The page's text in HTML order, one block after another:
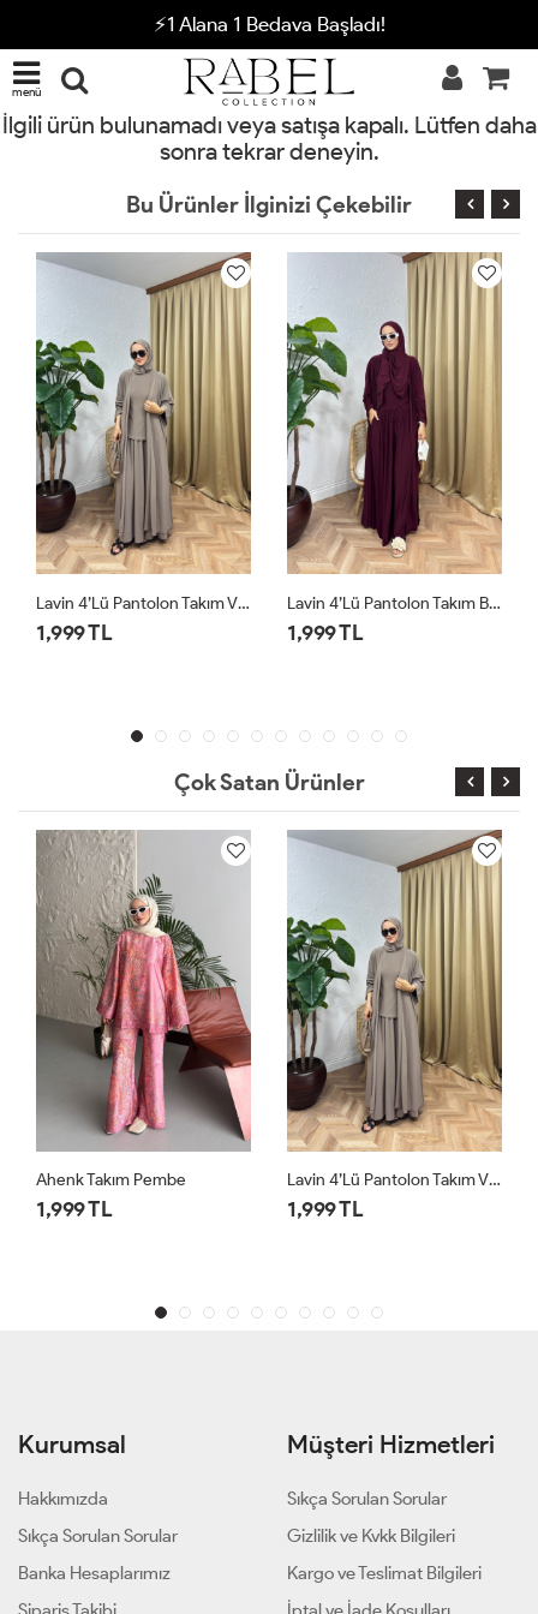
⚡1 Alana 1 Bedava Başladı!
menü
İlgili ürün bulunamadı veya satışa kapalı. Lütfen daha
sonra tekrar deneyin.
Bu Ürünler İlginizi Çekebilir
Lavin 4’lü Pantolon Takım Bordo
1,999 TL
Lavin 4’lü Pantolon Takım Siyah
1,999 TL
Çok Satan Ürünler
1,999 TL
Grace Leopar Takım Bordo
1,599 TL
Kurumsal
Hakkımızda
Sıkça Sorulan Sorular
Banka Hesaplarımız
Müşteri Hizmetleri
Sıkça Sorulan Sorular
Gizlilik ve Kvkk Bilgileri
Kargo ve Teslimat Bilgileri